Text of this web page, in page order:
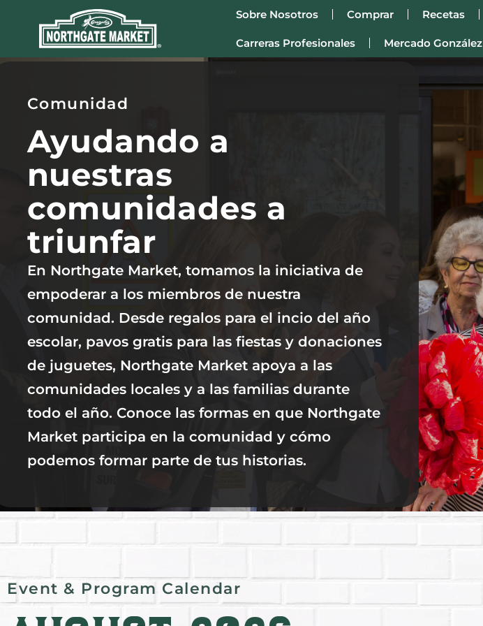
Sobre Nosotros Comprar Recetas
Carreras Profesionales Mercado González
Comunidad
Ayudando a
nuestras
comunidades a
triunfar
En Northgate Market, tomamos la iniciativa de
empoderar a los miembros de nuestra
comunidad. Desde regalos para el incio del año
escolar, pavos gratis para las fiestas y donaciones
de juguetes, Northgate Market apoya a las
comunidades locales y a las familias durante
todo el año. Conoce las formas en que Northgate
Market participa en la comunidad y cómo
podemos formar parte de tus historias.
Event & Program Calendar